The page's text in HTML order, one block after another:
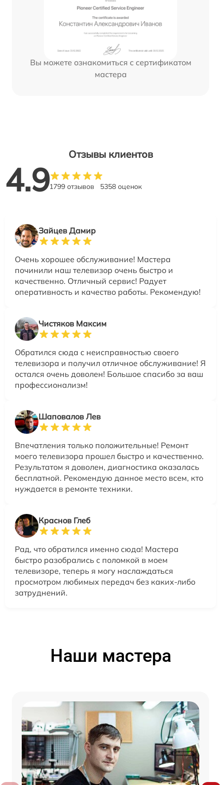
Вы можете ознакомиться с сертификатом
мастера
Отзывы клиентов
4.91799 отзывов 5358 оценок
Зайцев Дамир
Очень хорошее обслуживание! Мастера
починили наш телевизор очень быстро и
качественно. Отличный сервис! Радует
оперативность и качество работы. Рекомендую!
Чистяков Максим
Обратился сюда с неисправностью своего
телевизора и получил отличное обслуживание! Я
остался очень доволен! Большое спасибо за ваш
профессионализм!
Шаповалов Лев
Впечатления только положительные! Ремонт
моего телевизора прошел быстро и качественно.
Результатом я доволен, диагностика оказалась
бесплатной. Рекомендую данное место всем, кто
нуждается в ремонте техники.
Краснов Глеб
Рад, что обратился именно сюда! Мастера
быстро разобрались с поломкой в моем
телевизоре, теперь я могу наслаждаться
просмотром любимых передач без каких-либо
затруднений.
Наши мастера